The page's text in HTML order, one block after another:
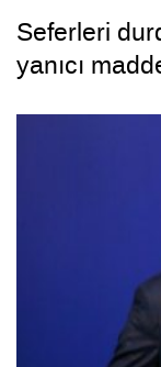
Seferleri
yanıcı